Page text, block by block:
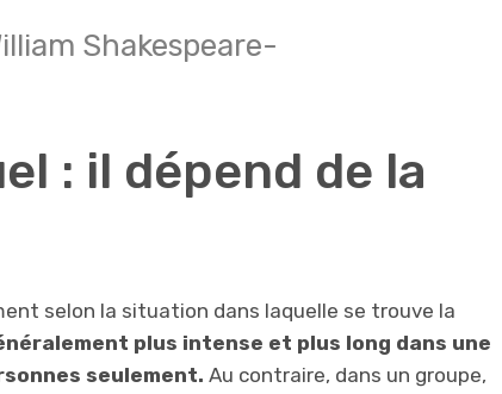
Shakespeare-
: il dépend de la
selon la situation dans laquelle se trouve la
plus intense et plus long dans une
seulement. Au contraire, dans un groupe,